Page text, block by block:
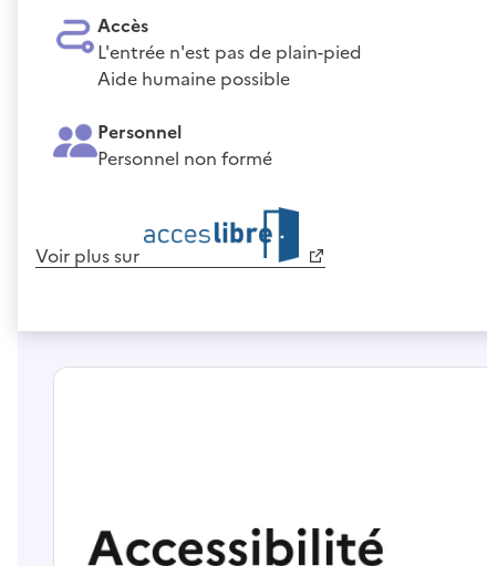
Accès
L'entrée n'est pas de plain-pied
Aide humaine possible
Personnel
Personnel non formé
Voir plus sur